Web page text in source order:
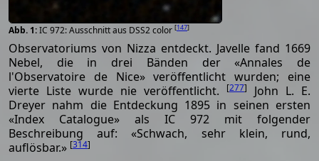
IC 972: Ausschnitt aus DSS2 color [147]
Observatoriums von Nizza entdeckt. Javelle fand 1669
Nebel, die in drei Bänden der «Annales de
l'Observatoire de Nice» veröffentlicht wurden; eine
vierte Liste wurde nie veröffentlicht.
[277]
John L. E.
Dreyer nahm die Entdeckung 1895 in seinen ersten
«Index Catalogue» als IC 972 mit folgender
Beschreibung auf: «Schwach, sehr klein, rund,
auflösbar.» [314]